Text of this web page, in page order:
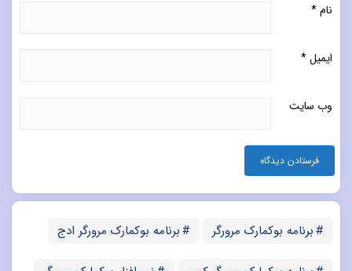
نام*
ایمیل*
وب‌ سایت
برنامه بوکمارک مرورگر برنامه بوکمارک مرورگر ادج